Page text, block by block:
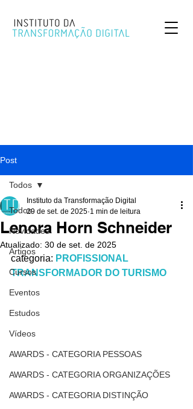
Post
Todos
Novidades
Artigos
Cursos
Eventos
Estudos
Vídeos
AWARDS - CATEGORIA PESSOAS
AWARDS - CATEGORIA ORGANIZAÇÕES
AWARDS - CATEGORIA DISTINÇÃO
Todos
Lenora Horn Schneider
Instituto da Transformação Digital
29 de set. de 2025 1 min de leitura
Atualizado: 30 de set. de 2025
categoria: PROFISSIONAL
TRANSFORMADOR DO TURISMO